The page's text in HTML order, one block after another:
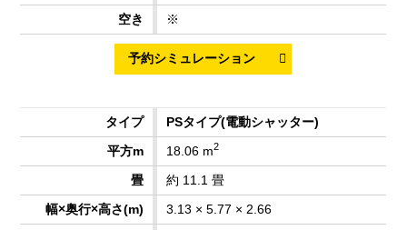
※
PSタイプ(電動シャッター)
18.06 m2
約 11.1 畳
3.13 × 5.77 × 2.66